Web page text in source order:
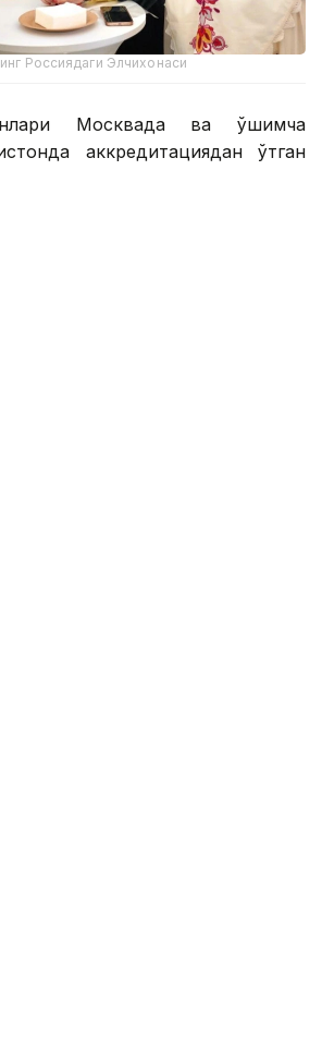
Россиядаги Элчихонаси
Москвада ва қўшимча
аккредитациядан ўтган
элчилари, халқаро